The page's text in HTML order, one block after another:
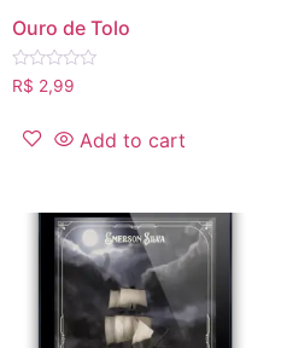
Ouro de Tolo
Rated
0
of
R$ 2,99
Add to cart